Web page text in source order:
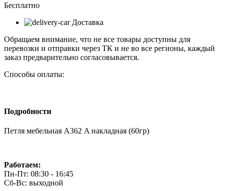
(60гр)
Бесплатно
Доставка
Обращаем внимание, что не все товары доступны для
перевозки и отправки через ТК и не во все регионы, каждый
заказ предварительно согласовывается.
Способы оплаты:
Подробности
Петля мебельная А362 A накладная (60гр)
Работаем:
Пн-Пт: 08:30 - 16:45
Сб-Вс: выходной